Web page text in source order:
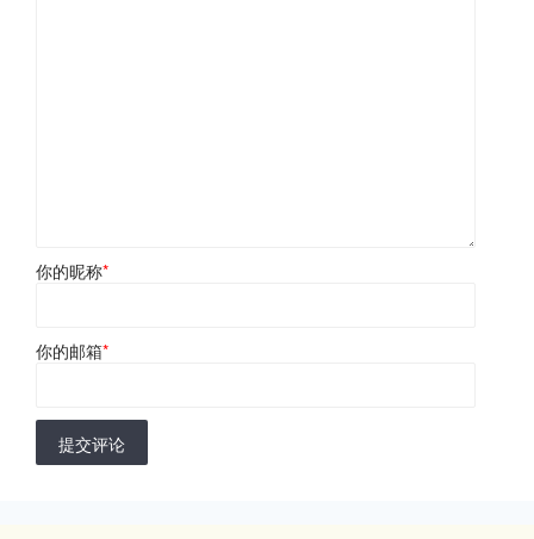
你的昵称*
你的邮箱*
提交评论